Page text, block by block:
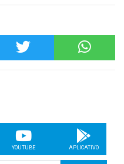
YOUTUBE APLICATIVO